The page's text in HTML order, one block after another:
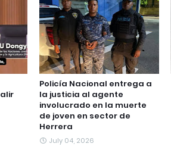
Policía Nacional entrega a
la justicia al agente
involucrado en la muerte
de joven en sector de
Herrera
July 04, 2026